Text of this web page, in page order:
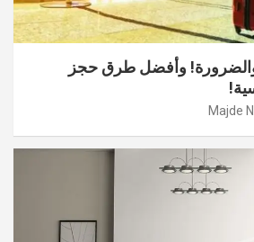
والضرورة! وأفضل طرق حجز
Majde